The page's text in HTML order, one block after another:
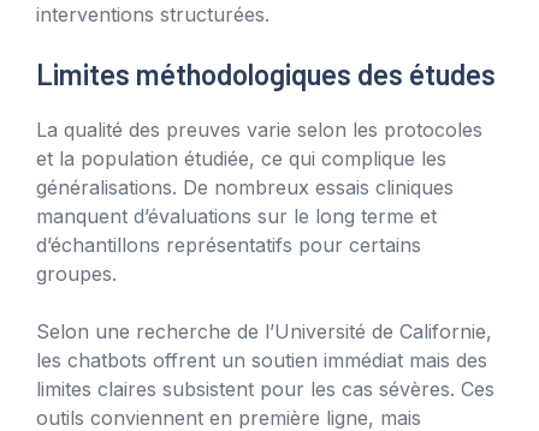
interventions structurées.
Limites méthodologiques des études
La qualité des preuves varie selon les protocoles
et la population étudiée, ce qui complique les
généralisations. De nombreux essais cliniques
manquent d’évaluations sur le long terme et
d’échantillons représentatifs pour certains
groupes.
Selon une recherche de l’Université de Californie,
les chatbots offrent un soutien immédiat mais des
limites claires subsistent pour les cas sévères. Ces
outils conviennent en première ligne, mais